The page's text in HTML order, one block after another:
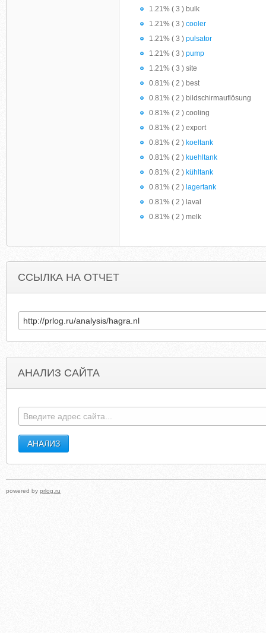
1.21% ( 3 ) bulk
1.21% ( 3 ) cooler
1.21% ( 3 ) pulsator
1.21% ( 3 ) pump
1.21% ( 3 ) site
0.81% ( 2 ) best
0.81% ( 2 ) bildschirmauflösung
0.81% ( 2 ) cooling
0.81% ( 2 ) export
0.81% ( 2 ) koeltank
0.81% ( 2 ) kuehltank
0.81% ( 2 ) kühltank
0.81% ( 2 ) lagertank
0.81% ( 2 ) laval
0.81% ( 2 ) melk
ССЫЛКА НА ОТЧЕТ
АНАЛИЗ САЙТА
powered by prlog.ru